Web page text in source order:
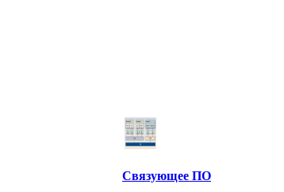
Связующее ПО